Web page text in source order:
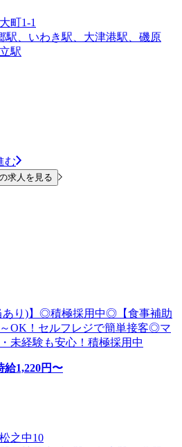
町1-1
駅、いわき駅、大津港駅、磯原
駅
む
求人を見る
あり)】◎積極採用中◎【食事補助
OK！セルフレジで簡単接客◎マ
未経験も安心！積極採用中
給1,220円〜
之中10